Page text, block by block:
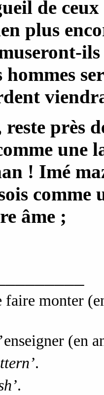
de
plus
hommes
près
une
! Imé
comme
âme ;
faire monter
(en
.
.